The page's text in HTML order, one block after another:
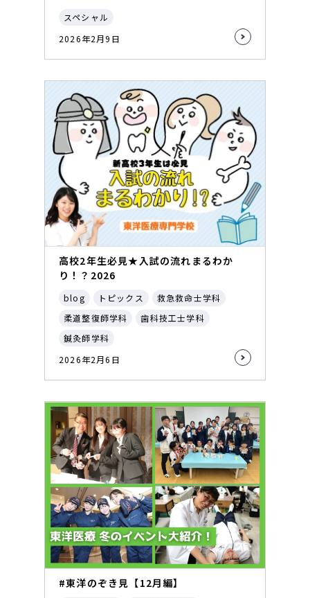
スペシャル
2026年2月9日
高校2年生必見★入試の流れまるわか
り！？2026
blog トピックス
救急救命士学科
柔道整復師学科
歯科技工士学科
鍼灸師学科
2026年2月6日
#東洋のぞき見【12月編】